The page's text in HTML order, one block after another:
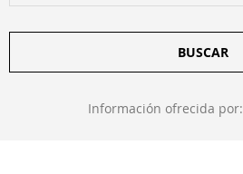
BUSCAR
Información ofrecida por: